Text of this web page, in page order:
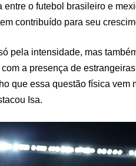
o futebol brasileiro e
contribuído para seu
pela intensidade, mas
a presença de
que essa questão física vem
Isa.